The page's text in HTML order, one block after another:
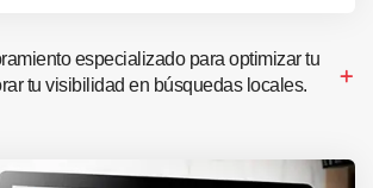
especializado para optimizar tu
tu visibilidad en búsquedas locales.